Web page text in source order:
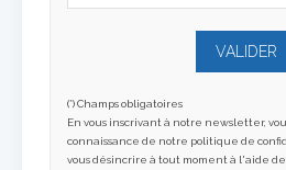
(*) Champs obligatoires
En vous inscrivant à notre newsletter,
connaissance de notre politique de
vous désincrire à tout moment à l'aide